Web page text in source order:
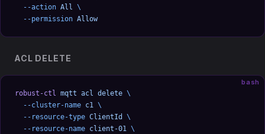
  --action
All \
  --permission
Allow
ACL DELETE
bash
robust-ctl mqtt acl delete \
  --cluster-name
c1 \
  --resource-type
ClientId
\
  --resource-name
client-01 \